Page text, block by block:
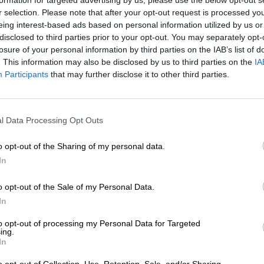
selection. Please note that after your opt-out request is processed
interest-based ads based on personal information utilized by us
to third parties prior to your opt-out. You may separately
of your personal information by third parties on the IAB’s list of
This information may also be disclosed by us to third parties on the
Participants that may further disclose it to other third parties.
Data Processing Opt Outs
opt-out of the Sharing of my personal data.
opt-out of the Sale of my Personal Data.
opt-out of processing my Personal Data for Targeted
* Prijzen zijn inclusief wettelijke BTW. PlusScheepvaartplus
* Prijzen zijn inclusief accijns
Omschrijving Info Beoordelingen
Bierstijl: Barrel Aged Imperial Stout
Dark Flow van Kuehn Kunz Rosen is op zichzelf al een
alcoholpercentage van 11,0% brengt de imperial
het glas en combineert deze met de magie van
brouwstuk kenmerkt zich door zijn intense moutaroma
Om hun creatie compleet te maken, werd het bier
eikenhout huisvestte vroeger Caol Ila schnapps: Deze
distilleerderij op het Schotse eiland Islay. De whisky
geturfde mout en kenmerkt zich door zijn bijzondere
zeelucht invloed op de whisky. Kenners schrijven
zeezout toe aan de spirit. Gedurende negen maanden
samen om een dicht geweven smaakprofiel te vormen